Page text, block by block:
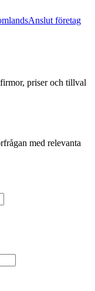
Anslut företag
priser och tillval
med relevanta